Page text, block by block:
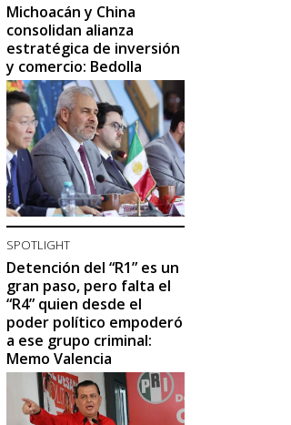
Michoacán y China
consolidan alianza
estratégica de inversión
y comercio: Bedolla
SPOTLIGHT
Detención del “R1” es un
gran paso, pero falta el
“R4” quien desde el
poder político empoderó
a ese grupo criminal:
Memo Valencia